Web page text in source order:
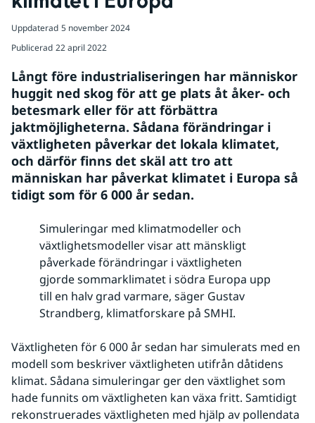
Uppdaterad 5 november 2024
Publicerad 22 april 2022
Långt före industrialiseringen har människor
huggit ned skog för att ge plats åt åker- och
betesmark eller för att förbättra
jaktmöjligheterna. Sådana förändringar i
växtligheten påverkar det lokala klimatet,
och därför finns det skäl att tro att
människan har påverkat klimatet i Europa så
tidigt som för 6 000 år sedan.
Simuleringar med klimatmodeller och
växtlighetsmodeller visar att mänskligt
påverkade förändringar i växtligheten
gjorde sommarklimatet i södra Europa upp
till en halv grad varmare, säger Gustav
Strandberg, klimatforskare på SMHI.
Växtligheten för 6 000 år sedan har simulerats med en
modell som beskriver växtligheten utifrån dåtidens
klimat. Sådana simuleringar ger den växtlighet som
hade funnits om växtligheten kan växa fritt. Samtidigt
rekonstruerades växtligheten med hjälp av pollendata